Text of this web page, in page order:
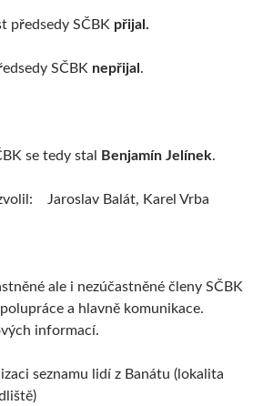
předsedy SČBK přijal.
SČBK nepřijal .
se tedy stal Benjamín Jelínek.
Jaroslav Balát, Karel Vrba
ale i nezúčastněné členy SČBK
a hlavně komunikace.
informací.
seznamu lidí z Banátu (lokalita